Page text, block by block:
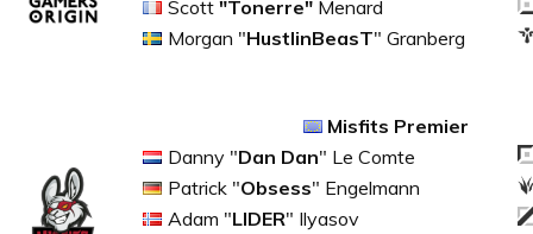
Scott "Tonerre" Menard
Morgan "HustlinBeasT" Granberg
Misfits Premier
Danny "Dan Dan" Le Comte
Patrick "Obsess" Engelmann
Adam "LIDER" Ilyasov